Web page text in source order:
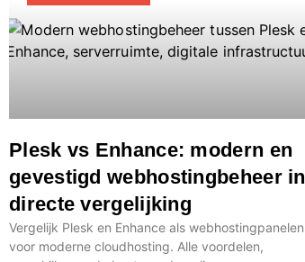
Plesk vs Enhance: modern en
gevestigd webhostingbeheer in
directe vergelijking
Vergelijk Plesk en Enhance als webhostingpanelen
voor moderne cloudhosting. Alle voordelen,